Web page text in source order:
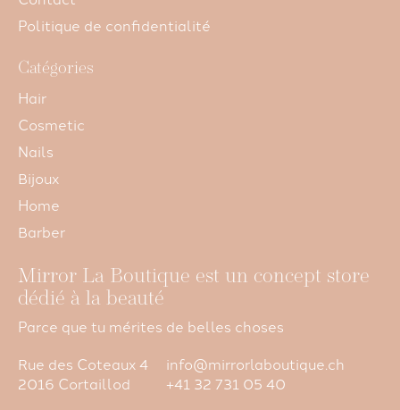
Politique de confidentialité
Catégories
Hair
Cosmetic
Nails
Bijoux
Home
Barber
Mirror La Boutique est un concept store
dédié à la beauté
Parce que tu mérites de belles choses
Rue des Coteaux 4
2016 Cortaillod
info@mirrorlaboutique.ch
+41 32 731 05 40